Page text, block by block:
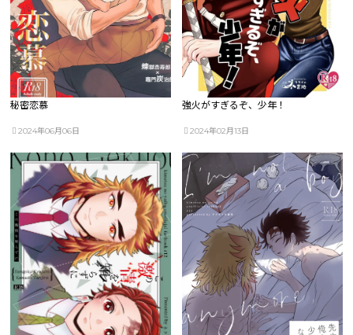
秘密恋慕
2024年06月06日
強火がすぎるぞ、少年！
2024年02月13日